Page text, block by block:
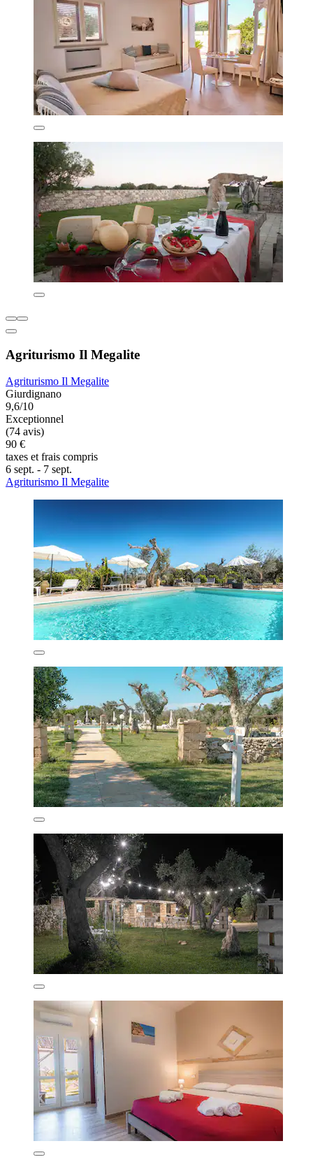
Agriturismo Il Megalite
Agriturismo Il Megalite
Giurdignano
9,6/10
Exceptionnel
(74 avis)
90 €
taxes et frais compris
6 sept. - 7 sept.
Agriturismo Il Megalite